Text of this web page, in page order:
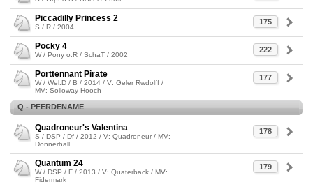
175
Piccadilly Princess 2
S / R / 2004
222
Pocky 4
W / Pony o.R / SchaT / 2002
177
Porttennant Pirate
W / Wel.D / B / 2014 / V: Geler Rwdolff /
MV: Solloway Hooch
Q - PFERDENAME
178
Quadroneur's Valentina
S / DSP / Df / 2012 / V: Quadroneur / MV:
Donnerhall
179
Quantum 24
W / DSP / F / 2013 / V: Quaterback / MV:
Fidermark